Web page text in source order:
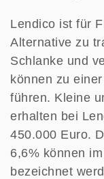
Lendico ist für
Alternative zu
Schlanke und
können zu
führen. Kleine
erhalten bei
450.000 Euro.
6,6% können
bezeichnet